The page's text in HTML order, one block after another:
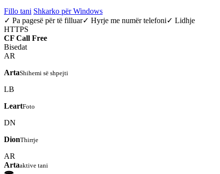
Fillo tani Shkarko për Windows
✓ Pa pagesë për të filluar✓ Hyrje me numër telefoni✓ Lidhje
HTTPS
CF Call Free
Bisedat
AR
ArtaShihemi së shpejti
LB
LeartFoto
DN
DionThirrje
AR
Artaaktive tani